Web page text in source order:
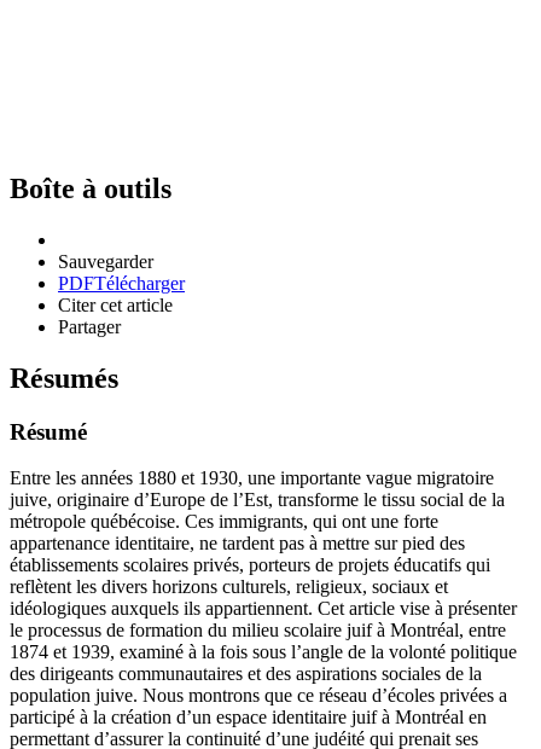
Boîte à outils
Sauvegarder
PDFTélécharger
Citer cet article
Partager
Résumés
Résumé
Entre les années 1880 et 1930, une importante vague migratoire
juive, originaire d’Europe de l’Est, transforme le tissu social de la
métropole québécoise. Ces immigrants, qui ont une forte
appartenance identitaire, ne tardent pas à mettre sur pied des
établissements scolaires privés, porteurs de projets éducatifs qui
reflètent les divers horizons culturels, religieux, sociaux et
idéologiques auxquels ils appartiennent. Cet article vise à présenter
le processus de formation du milieu scolaire juif à Montréal, entre
1874 et 1939, examiné à la fois sous l’angle de la volonté politique
des dirigeants communautaires et des aspirations sociales de la
population juive. Nous montrons que ce réseau d’écoles privées a
participé à la création d’un espace identitaire juif à Montréal en
permettant d’assurer la continuité d’une judéité qui prenait ses